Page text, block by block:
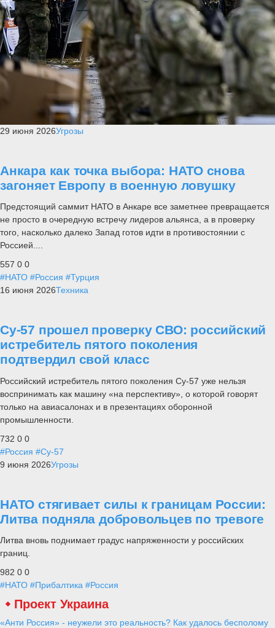
29 июня 2026Угрозы
Анкара как точка выбора: НАТО снова
загоняет Европу в военную ловушку
Предстоящий саммит НАТО в Анкаре все заметнее превращается
не просто в очередную встречу лидеров альянса, а в проверку
того, насколько далеко Запад готов идти в противостоянии с
Россией....
557 0 0
#НАТО #Россия #Турция
16 июня 2026Техника
Су-57 прошел проверку СВО: российский
истребитель пятого поколения
подтвердил свой класс
Российский истребитель пятого поколения Су-57 уже нельзя
воспринимать как машину «на перспективу», о которой говорят
только на авиасалонах и в презентациях оборонной
промышленности.
732 0 0
#Россия #Су-57
9 июня 2026Угрозы
НАТО стягивает силы к границам России:
Литва подняла добровольцев по тревоге
Литва вновь поднимает градус напряженности у российских
границ.
982 0 0
#НАТО #Прибалтика #Россия
Проект Украина
«Анти Россия» - неужели это реальность? Как удалось бесполому